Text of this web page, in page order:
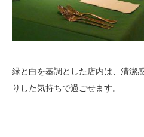
緑と白を基調とした店内は、清潔
りした気持ちで過ごせます。